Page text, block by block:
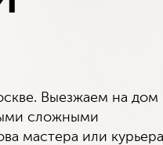
Выезжаем на дом
сложными
мастера или